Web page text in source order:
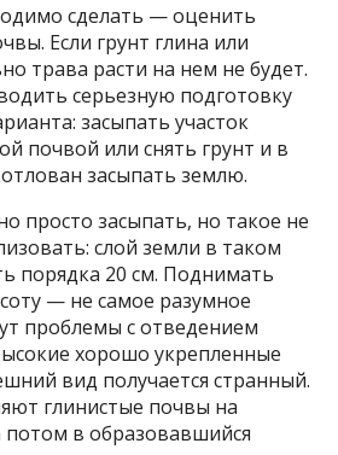
сделать — оценить
Если грунт глина или
трава расти на нем не будет.
серьезную подготовку
засыпать участок
почвой или снять грунт и в
засыпать землю.
просто засыпать, но такое не
слой земли в таком
порядка 20 см. Поднимать
— не самое разумное
проблемы с отведением
хорошо укрепленные
вид получается странный.
глинистые почвы на
потом в образовавшийся